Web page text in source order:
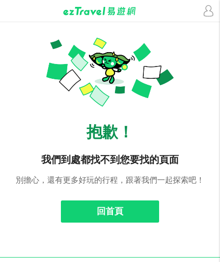
抱歉！
我們到處都找不到您要找的頁面
別擔心，還有更多好玩的行程，跟著我們一起探索吧！
回首頁